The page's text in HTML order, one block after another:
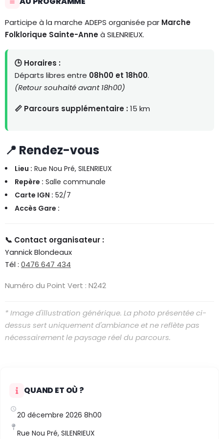
Participe à la marche ADEPS organisée par Marche
Folklorique Sainte-Anneà SILENRIEUX.
🕒 Horaires :
Départs libres entre 08h00 et 18h00.
(Retour souhaité avant 18h00)
📏 Parcours supplémentaire :15 km
📍 Rendez-vous
Lieu : Rue Nou Pré, SILENRIEUX
Repère : Salle communale
Carte IGN : 52/7
Accès Gare :
📞 Contact organisateur :
Yannick Blondeaux
Tél : 0476 647 434
Numéro du Point Vert : N242
* Image d'illustration générique. La photo présentée ci-
dessus sert uniquement d'ambiance et ne reflète pas
nécessairement le paysage réel du parcours.
QUAND ET OÙ ?
20 décembre 2026 8h00
Rue Nou Pré, SILENRIEUX